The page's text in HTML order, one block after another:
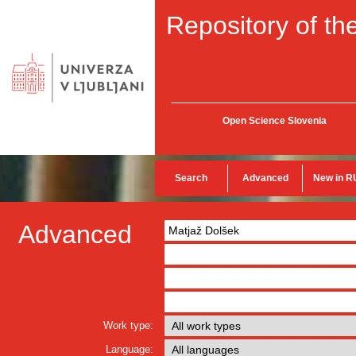
Repository of
Open Science Slovenia
Search Advanced New in
Advanced
Work type:
Language: